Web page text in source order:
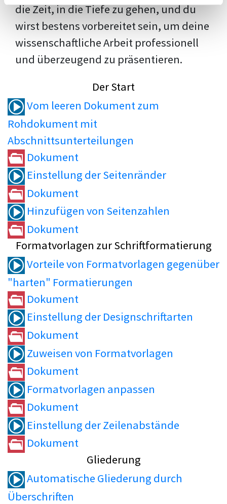
die Zeit, in die Tiefe zu gehen, und du
wirst bestens vorbereitet sein, um deine
wissenschaftliche Arbeit professionell
und überzeugend zu präsentieren.
Der Start
Vom leeren Dokument zum
Rohdokument mit
Abschnittsunterteilungen
Dokument
Einstellung der Seitenränder
Dokument
Hinzufügen von Seitenzahlen
Dokument
Formatvorlagen zur Schriftformatierung
Vorteile von Formatvorlagen gegenüber
"harten" Formatierungen
Dokument
Einstellung der Designschriftarten
Dokument
Zuweisen von Formatvorlagen
Dokument
Formatvorlagen anpassen
Dokument
Einstellung der Zeilenabstände
Dokument
Gliederung
Automatische Gliederung durch
Überschriften